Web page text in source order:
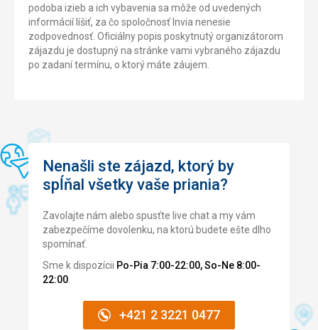
podoba izieb a ich vybavenia sa môže od uvedených
informácií líšiť, za čo spoločnosť Invia nenesie
zodpovednosť. Oficiálny popis poskytnutý organizátorom
zájazdu je dostupný na stránke vami vybraného zájazdu
po zadaní termínu, o ktorý máte záujem.
Nenašli ste zájazd, ktorý by
spĺňal všetky vaše priania?
Zavolajte nám alebo spusťte live chat a my vám
zabezpečíme dovolenku, na ktorú budete ešte dlho
spomínať.
Sme k dispozícii Po-Pia 7:00-22:00, So-Ne 8:00-
22:00
+421 2 3221 0477